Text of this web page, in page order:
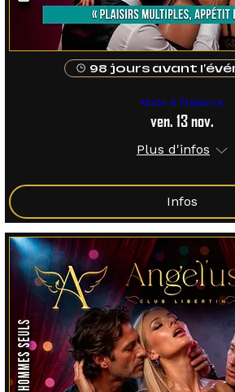
98 jours avant
Mixte & Élégance
ven. 13 nov.
Plus d'infos
Infos